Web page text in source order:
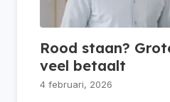
Rood staan?
veel betaalt
4 februari, 2026